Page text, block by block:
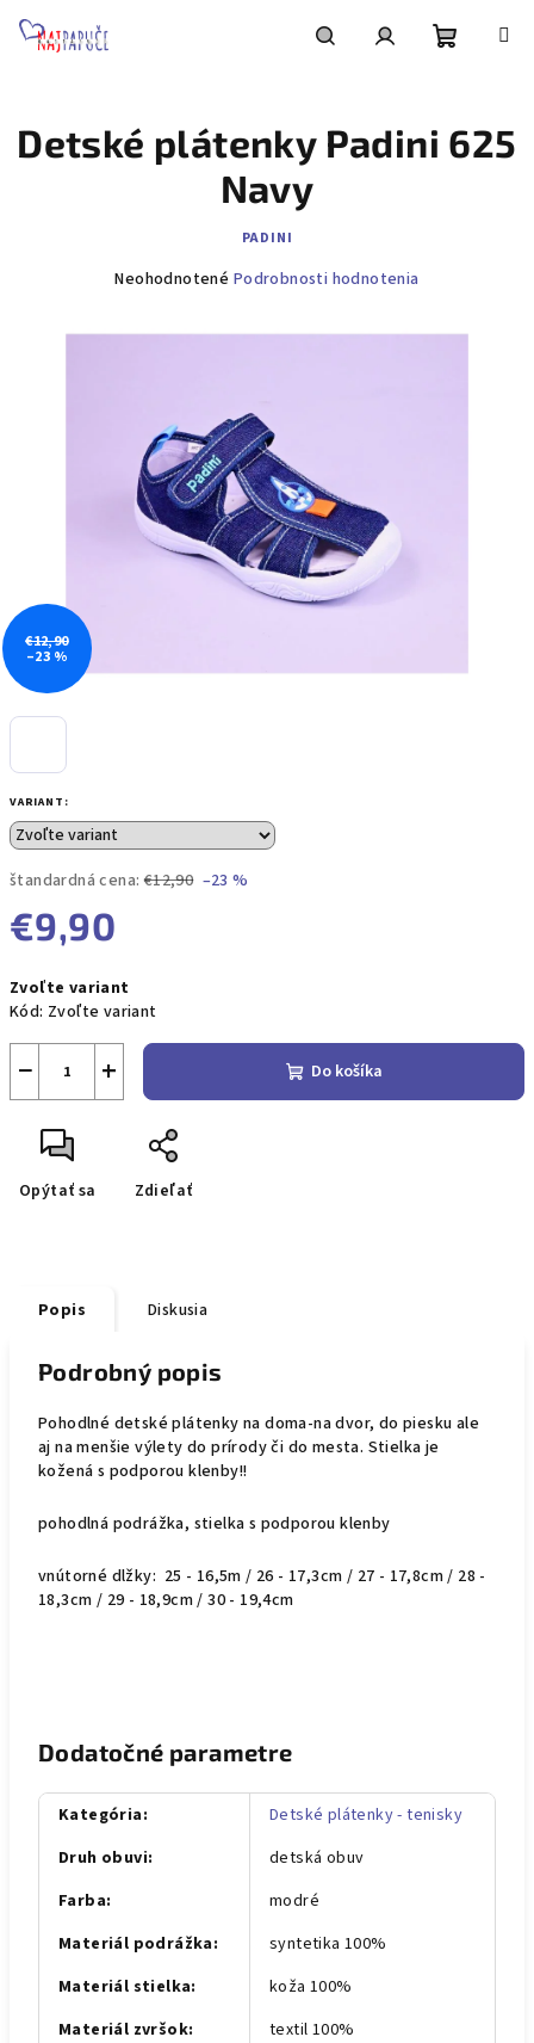
košík
VARIANT:
štandardná cena: €12,90 –23 %
€9,90
cena:
Zvoľte variant
Kód: Zvoľte variant
+
− Do košíka
Opýtať sa Zdieľať
Detské plátenky Padini 625
Navy
PADINI
Priemerné
hviezdičiek.
Neohodnotené Podrobnosti hodnotenia
€12,90
–23 %
Popis Diskusia
Podrobný popis
Pohodlné detské plátenky na doma-na dvor, do piesku ale
aj na menšie výlety do prírody či do mesta. Stielka je
kožená s podporou klenby!!
pohodlná podrážka, stielka s podporou klenby
vnútorné dlžky: 25 - 16,5m / 26 - 17,3cm / 27 - 17,8cm / 28 -
18,3cm / 29 - 18,9cm / 30 - 19,4cm
Dodatočné parametre
Kategória:
Detské plátenky - tenisky
Druh obuvi:
detská obuv
Farba:
modré
Materiál podrážka:
syntetika 100%
Materiál stielka:
koža 100%
Materiál zvršok:
textil 100%